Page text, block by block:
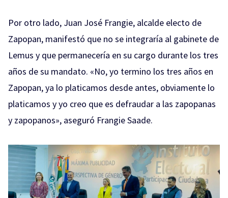
Por otro lado, Juan José Frangie, alcalde electo de
Zapopan, manifestó que no se integraría al gabinete de
Lemus y que permanecería en su cargo durante los tres
años de su mandato. «No, yo termino los tres años en
Zapopan, ya lo platicamos desde antes, obviamente lo
platicamos y yo creo que es defraudar a las zapopanas
y zapopanos», aseguró Frangie Saade.